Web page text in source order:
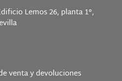
Lemos 26, planta 1°,
venta y devoluciones